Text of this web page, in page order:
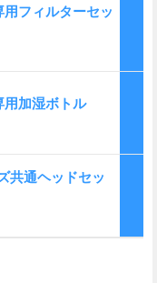
フィルターセッ
用加湿ボトル
共通ヘッドセッ